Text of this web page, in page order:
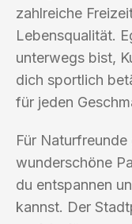
zahlreiche
Lebensqualität.
unterwegs bist,
dich sportlich
für jeden
Für
wunderschöne
du entspannen
kannst. Der